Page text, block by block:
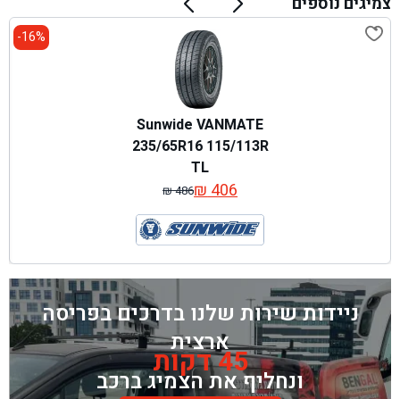
16%-
Sunwide VANMATE
235/65R16 115/113R
TL
₪486
המחיר
המקורי
היה:
₪ 486.
₪406 המחיר
הנוכחי
הוא:
₪ 406.
ניידות שירות שלנו בדרכים בפריסה
ארצית
45 דקות
ונחליף את הצמיג ברכב